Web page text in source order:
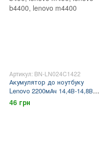
Артикул: BN-LN024C1422
Акумулятор до ноутбуку
Lenovo 2200мАч 14,4В-14,8В
L12S4Y51, L12S4Z51, lenovo
b490, lenovo m490, lenovo
46 грн